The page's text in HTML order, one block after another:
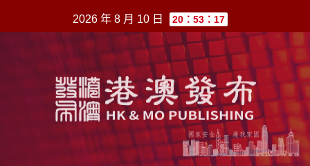
至
2026 年 8 月 10 日 20：53：17